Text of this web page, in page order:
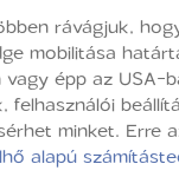
rávágjuk,
mobilitása
épp az USA-
felhasználói
minket. Erre
alapú